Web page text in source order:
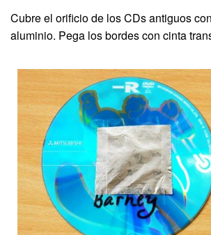
Cubre el orificio de los CDs antiguos
aluminio. Pega los bordes con cinta